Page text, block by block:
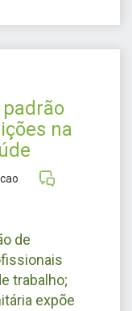
na
de
trabalho;
expõe